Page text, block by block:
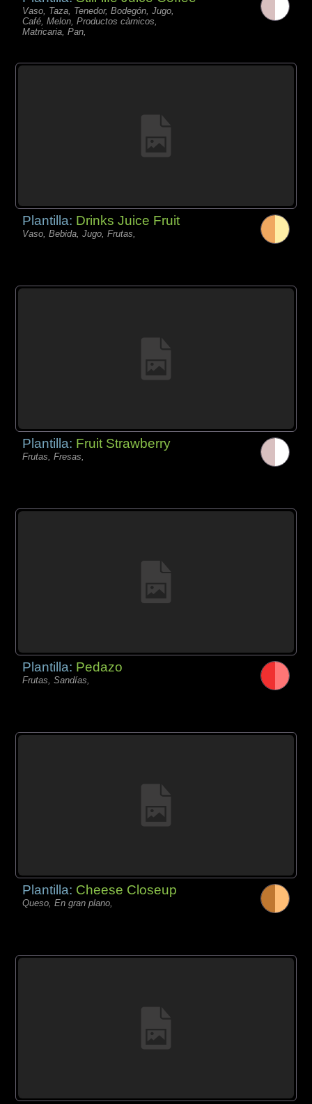
Vaso, Taza, Tenedor, Bodegón, Jugo,
Café, Melon, Productos càrnicos,
Matricaria, Pan,
Plantilla: Drinks Juice Fruit
Vaso, Bebida, Jugo, Frutas,
Plantilla: Fruit Strawberry
Frutas, Fresas,
Plantilla: Pedazo
Frutas, Sandías,
Plantilla: Cheese Closeup
Queso, En gran plano,